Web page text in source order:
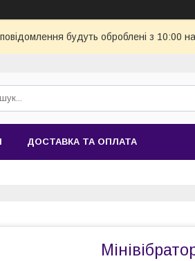
будуть оброблені з 10:00
ДОСТАВКА ТА ОПЛАТА